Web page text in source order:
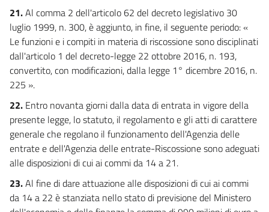
21.Al comma 2 dell'articolo 62 del decreto legislativo 30
luglio 1999, n. 300, è aggiunto, in fine, il seguente periodo: «
Le funzioni e i compiti in materia di riscossione sono disciplinati
dall'articolo 1 del decreto-legge 22 ottobre 2016, n. 193,
convertito, con modificazioni, dalla legge 1° dicembre 2016, n.
225 ».
22. Entro novanta giorni dalla data di entrata in vigore della
presente legge, lo statuto, il regolamento e gli atti di carattere
generale che regolano il funzionamento dell'Agenzia delle
entrate e dell'Agenzia delle entrate-Riscossione sono adeguati
alle disposizioni di cui ai commi da 14 a 21.
23.Al fine di dare attuazione alle disposizioni di cui ai commi
da 14 a 22 è stanziata nello stato di previsione del Ministero